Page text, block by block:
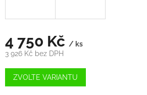
4 750 Kč / ks
3 926 Kč bez DPH
Měrná
cena:
ZVOLTE VARIANTU